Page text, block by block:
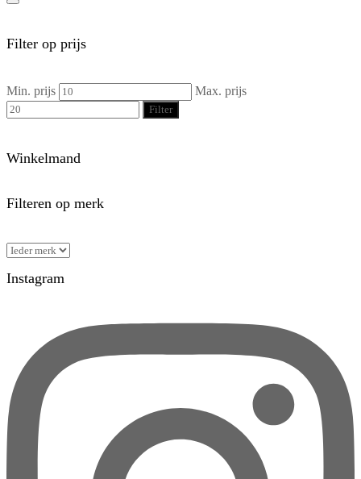
Filter op prijs
Min. prijs Max. prijs
Filter
Winkelmand
Filteren op merk
Instagram